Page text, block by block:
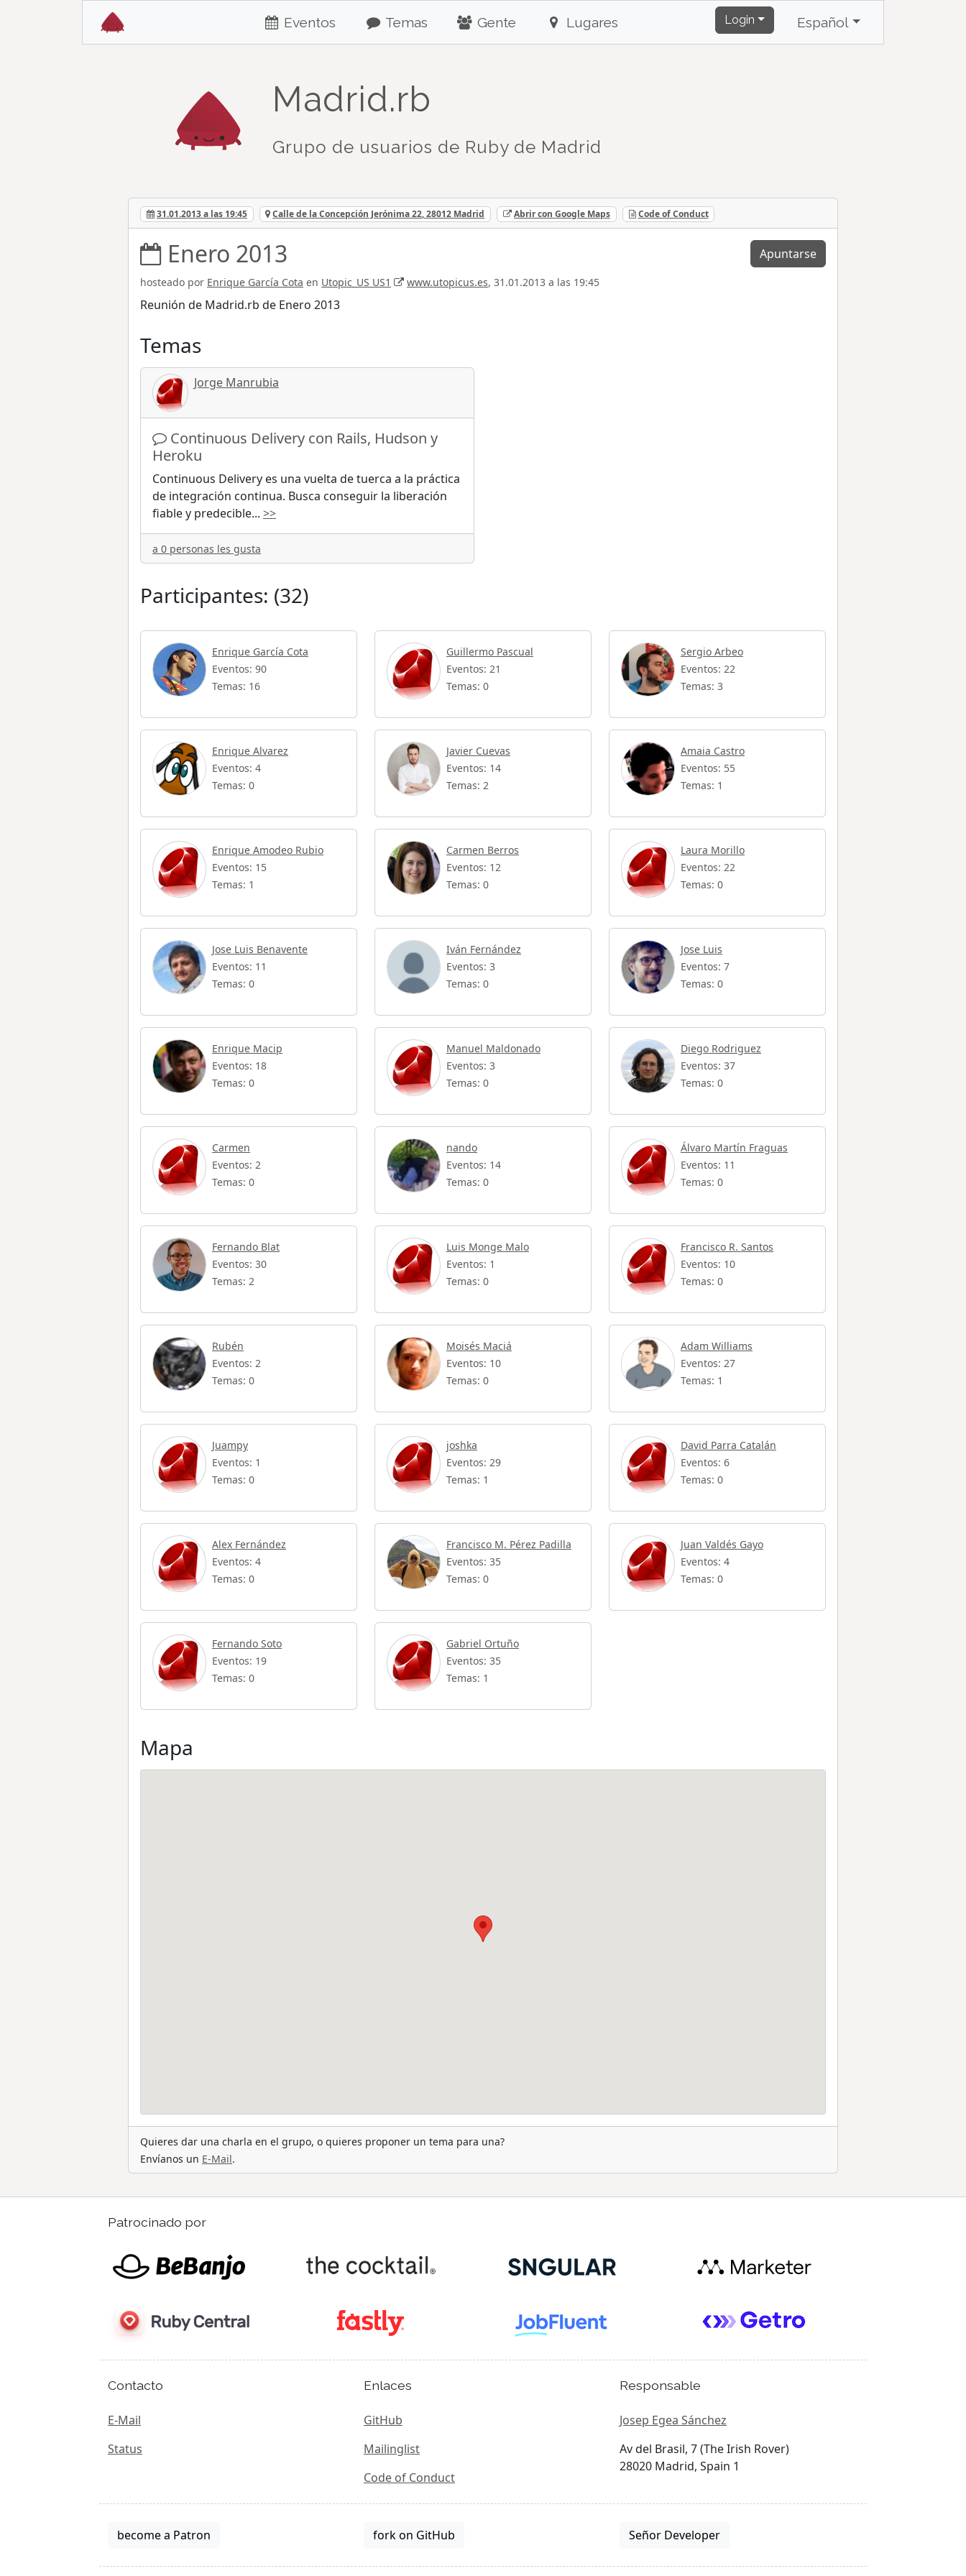
Eventos Temas Gente Lugares Login Español
Madrid.rb
Grupo de usuarios de Ruby de Madrid
31.01.2013 a las 19:45 Calle de la Concepción Jerónima 22, 28012 Madrid Abrir con Google Maps Code of Conduct
Enero 2013
hosteado por Enrique García Cota en Utopic_US US1 www.utopicus.es, 31.01.2013 a las 19:45
Apuntarse
Reunión de Madrid.rb de Enero 2013
Temas
Jorge Manrubia
Continuous Delivery con Rails, Hudson y
Heroku
Continuous Delivery es una vuelta de tuerca a la práctica
de integración continua. Busca conseguir la liberación
fiable y predecible... >>
a 0 personas les gusta
Participantes: (32)
Enrique García Cota
Eventos: 90
Temas: 16
Guillermo Pascual
Eventos: 21
Temas: 0
Sergio Arbeo
Eventos: 22
Temas: 3
Enrique Alvarez
Eventos: 4
Temas: 0
Javier Cuevas
Eventos: 14
Temas: 2
Amaia Castro
Eventos: 55
Temas: 1
Enrique Amodeo Rubio
Eventos: 15
Temas: 1
Carmen Berros
Eventos: 12
Temas: 0
Laura Morillo
Eventos: 22
Temas: 0
Jose Luis Benavente
Eventos: 11
Temas: 0
Iván Fernández
Eventos: 3
Temas: 0
Jose Luis
Eventos: 7
Temas: 0
Enrique Macip
Eventos: 18
Temas: 0
Manuel Maldonado
Eventos: 3
Temas: 0
Diego Rodriguez
Eventos: 37
Temas: 0
Carmen
Eventos: 2
Temas: 0
nando
Eventos: 14
Temas: 0
Álvaro Martín Fraguas
Eventos: 11
Temas: 0
Fernando Blat
Eventos: 30
Temas: 2
Luis Monge Malo
Eventos: 1
Temas: 0
Francisco R. Santos
Eventos: 10
Temas: 0
Rubén
Eventos: 2
Temas: 0
Moisés Maciá
Eventos: 10
Temas: 0
Adam Williams
Eventos: 27
Temas: 1
Juampy
Eventos: 1
Temas: 0
joshka
Eventos: 29
Temas: 1
David Parra Catalán
Eventos: 6
Temas: 0
Alex Fernández
Eventos: 4
Temas: 0
Francisco M. Pérez Padilla
Eventos: 35
Temas: 0
Juan Valdés Gayo
Eventos: 4
Temas: 0
Fernando Soto
Eventos: 19
Temas: 0
Gabriel Ortuño
Eventos: 35
Temas: 1
Mapa
Quieres dar una charla en el grupo, o quieres proponer un tema para una?
Envíanos un E-Mail.
Patrocinado por
Contacto
E-Mail
Status
Enlaces
GitHub
Mailinglist
Code of Conduct
Responsable
Josep Egea Sánchez
Av del Brasil, 7 (The Irish Rover)
28020 Madrid, Spain 1
become a Patron fork on GitHub Señor Developer